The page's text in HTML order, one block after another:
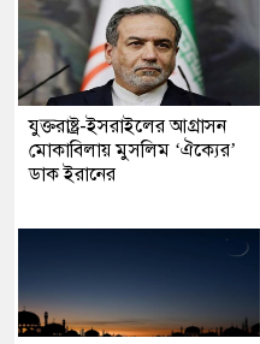
যুক্তরাষ্ট্র-ইসরাইলের আগ্রাসন
মোকাবিলায় মুসলিম ‘ঐক্যের’
ডাক ইরানের